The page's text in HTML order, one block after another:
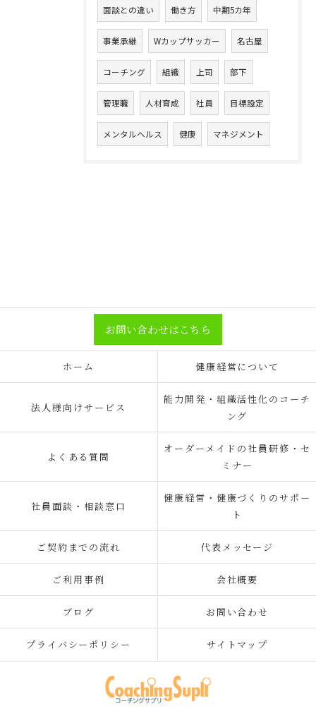
面談との違い 働き方 中期5カ年
事業承継 Wカップサッカー 名古屋
コーチング 組織 上司 部下
管理職 人材育成 社員 目標設定
メンタルヘルス 健康 マネジメント
お問い合わせはこちら
ホーム 健康経営について
法人様向けサービス
能力開発・組織活性化のコーチ
ング
よくある質問
オーダーメイドの社員研修・セ
ミナー
社員面談・相談窓口
健康経営・健康づくりのサポー
ト
ご契約までの流れ 代表メッセージ
ご利用事例 会社概要
ブログ お問い合わせ
プライバシーポリシー サイトマップ